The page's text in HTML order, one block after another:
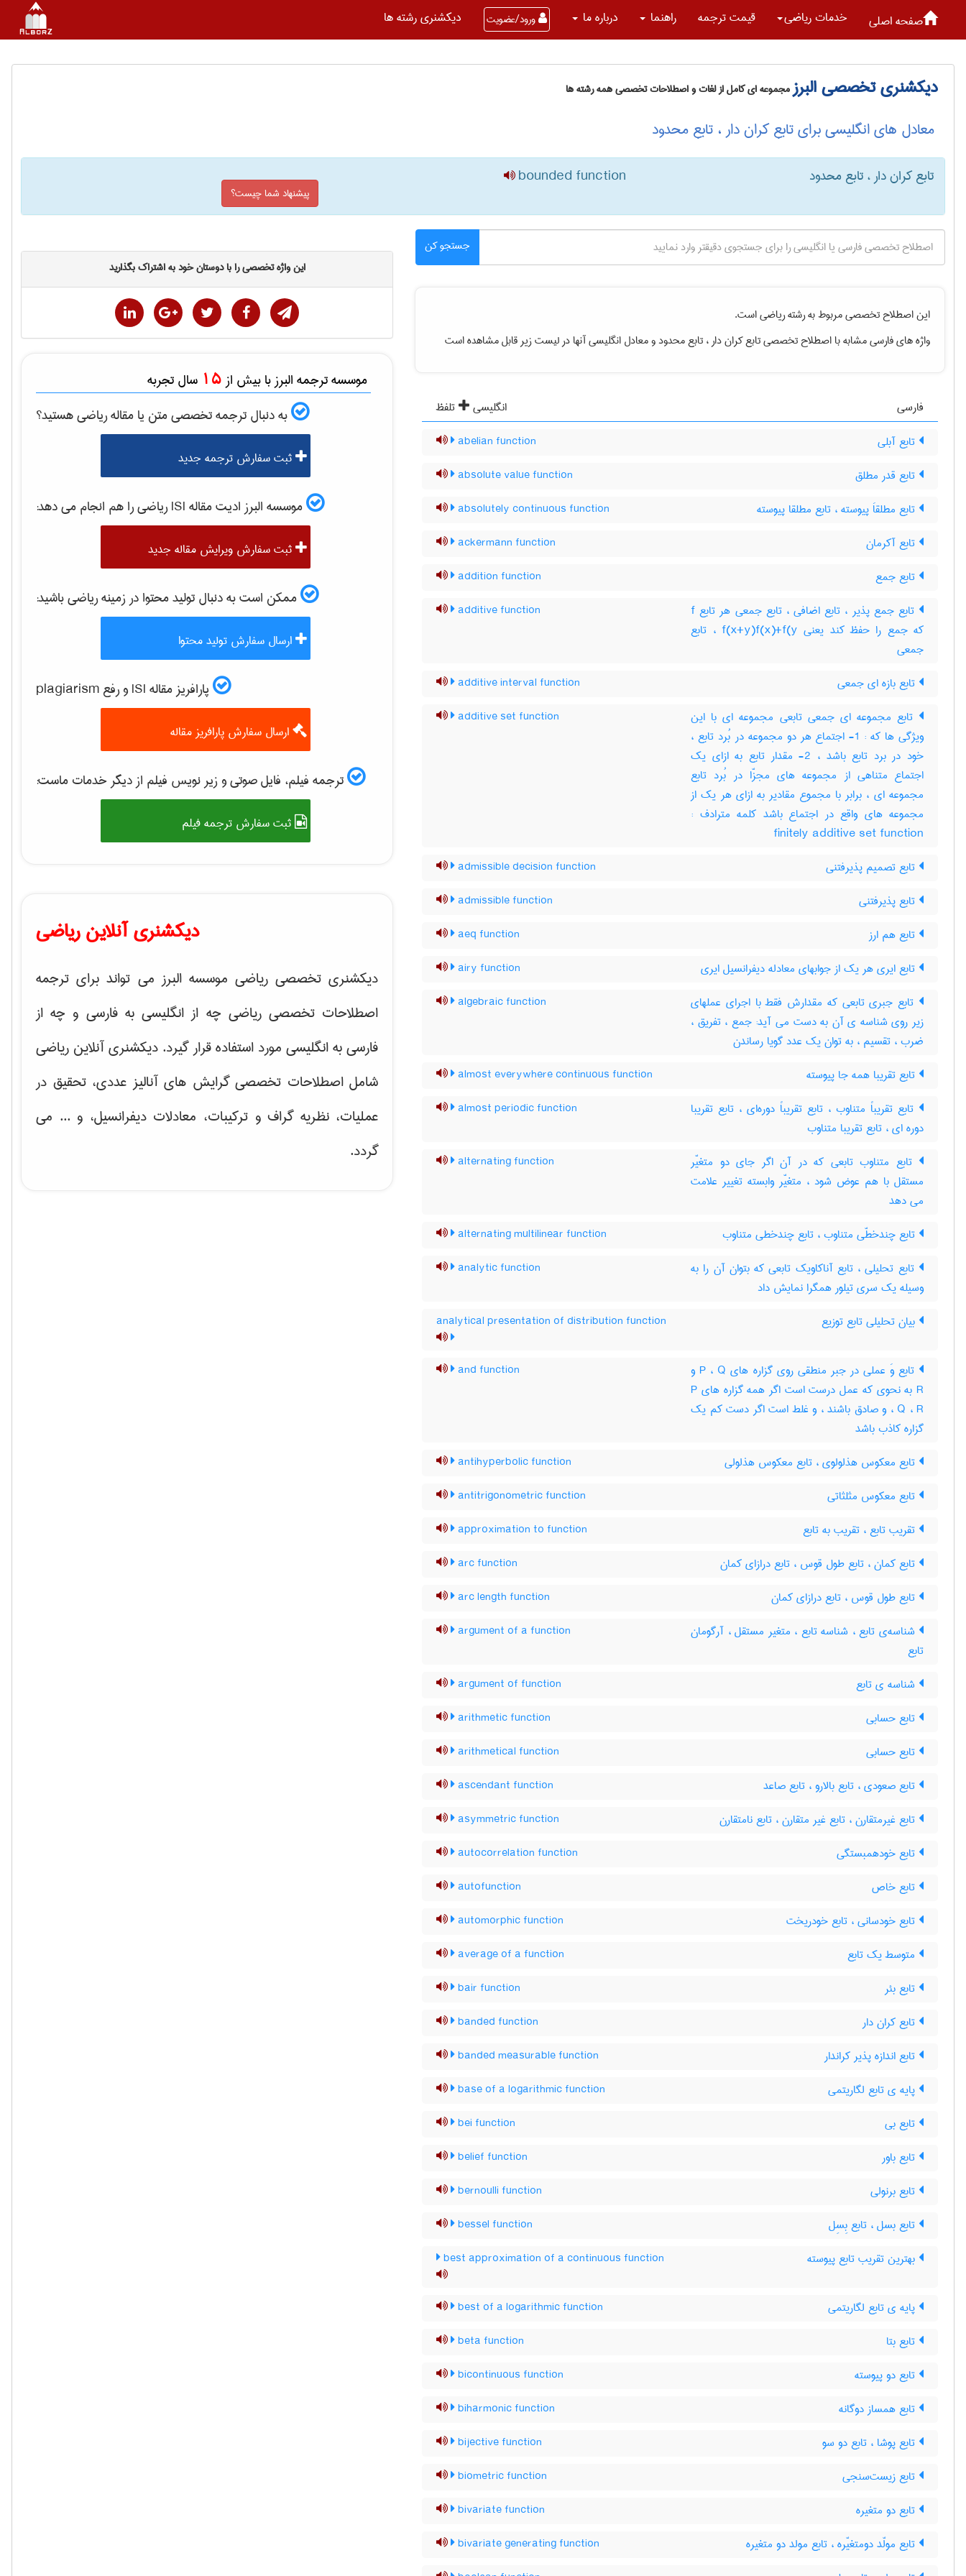
صفحه اصلی خدمات رياضی قیمت ترجمه راهنما درباره ما ورود/عضویت دیکشنری رشته ها
دیکشنری تخصصی البرزمجموعه ای کامل از لغات و اصطلاحات تخصصی همه رشته ها
معادل های انگلیسی برای تابع کران دار ، تابع محدود
تابع کران دار ، تابع محدود bounded function
پیشنهاد شما چیست؟
جستجو کن
این اصطلاح تخصصی مربوط به رشتهرياضیاست.
واژه های فارسی مشابه با اصطلاح تخصصیتابع کران دار ، تابع محدودو معادل انگلیسی آنها در لیست زیر قابل مشاهده است
فارسی انگلیسی
تلفظ
تابع آبلی
abelian function
تابع قدر مطلق absolute value function
تابع مطلقاَ پیوسته ، تابع مطلقا پیوسته absolutely continuous function
تابع آکرمان ackermann function
تابع جمع addition function
تابع جمع پذیر ، تابع اضافی ، تابع جمعی هر تابع f
که جمع را حفظ کند یعنی f(x+y)f(x)+f(y ، تابع
جمعی
additive function
تابع بازه ای جمعی additive interval function
تابع مجموعه ای جمعی تابعی مجموعه ای با این
ویژگی ها که : 1- اجتماع هر دو مجموعه در بُرد تابع ،
خود در برد تابع باشد ، 2- مقدار تابع به ازای یک
اجتماع متناهی از مجموعه های مجزّا در بُرد تابع
مجموعه ای ، برابر با مجموع مقادیر به ازای هر یک از
مجموعه های واقع در اجتماع باشد کلمه مترادف :
finitely additive set function
additive set function
تابع تصمیم پذیرفتنی admissible decision function
تابع پذیرفتنی admissible function
تابع هم ارز aeq function
تابع ایری هر یک از جوابهای معادله دیفرانسیل ایری airy function
تابع جبری تابعی که مقدارش فقط با اجرای عملهای
زیر روی شناسه ی آن به دست می آید: جمع ، تفریق ،
ضرب ، تقسیم ، به توان یک عدد گویا رساندن
algebraic function
تابع تقریبا همه جا پیوسته almost everywhere continuous function
تابع تقریباً متناوب ، تابع تقریباً دوره‌ای ، تابع تقریبا
دوره ای ، تابع تقریبا متناوب
almost periodic function
تابع متناوب تابعی که در آن اگر جای دو متغیّر
مستقل با هم عوض شود ، متغیّر وابسته تغییر علامت
می دهد
alternating function
تابع چندخطّی متناوب ، تابع چندخطی متناوب alternating multilinear function
تابع تحلیلی ، تابع آناکاویک تابعی که بتوان آن را به
وسیله یک سری تیلور همگرا نمایش داد
analytic function
بیان تحلیلی تابع توزیع analytical presentation of distribution function
تابع وَ عملی در جبر منطقی روی گزاره های P ، Q و
R به نحوی که عمل درست است اگر همه گزاره های P
، Q ، R و صادق باشند ، و غلط است اگر دست کم یک
گزاره کاذب باشد
and function
تابع معکوس هذلولوی ، تابع معکوس هذلولی antihyperbolic function
تابع معکوس مثلثاتی antitrigonometric function
تقریب تابع ، تقریب به تابع approximation to function
تابع کمان ، تابع طول قوس ، تابع درازای کمان arc function
تابع طول قوس ، تابع درازای کمان arc length function
شناسه‌ی تابع ، شناسه تابع ، متغیر مستقل ، آرگومان
تابع
argument of a function
شناسه ی تابع argument of function
تابع حسابی arithmetic function
تابع حسابی arithmetical function
تابع صعودی ، تابع بالارو ، تابع صاعد ascendant function
تابع غیرمتقارن ، تابع غیر متقارن ، تابع نامتقارن asymmetric function
تابع خودهمبستگی autocorrelation function
تابع خاص autofunction
تابع خودسانی ، تابع خودریخت automorphic function
متوسط یک تابع average of a function
تابع بئر bair function
تابع کران دار banded function
تابع اندازه پذیر کراندار banded measurable function
پایه ی تابع لگاریتمی base of a logarithmic function
تابع بی bei function
تابع باور belief function
تابع برنولی bernoulli function
تابع بسل ، تابع بِسِل bessel function
بهترین تقریب تابع پیوسته best approximation of a continuous function
پایه ی تابع لگاریتمی best of a logarithmic function
تابع بتا beta function
تابع دو پیوسته bicontinuous function
تابع همساز دوگانه biharmonic function
تابع پوشا ، تابع دو سو bijective function
تابع زیست‌سنجی biometric function
تابع دو متغیره bivariate function
تابع مولّد دومتغیّره ، تابع مولد دو متغیره bivariate generating function
این واژه تخصصی را با دوستان خود به اشتراک بگذارید
موسسه ترجمه البرز با بیش از 15 سال تجربه
به دنبال ترجمه تخصصی متن یا مقالهرياضیهستید؟
ثبت سفارش ترجمه جدید
موسسه البرز ادیت مقاله ISI رياضیرا هم انجام می دهد:
ثبت سفارش ویرایش مقاله جدید
ممکن است به دنبال تولید محتوا در زمینهرياضیباشید:
ارسال سفارش تولید محتوا
پارافریز مقاله ISI و رفع plagiarism
ارسال سفارش پارافریز مقاله
ترجمه فیلم، فایل صوتی و زیر نویس فیلم از دیگر خدمات ماست:
ثبت سفارش ترجمه فیلم
دیکشنری آنلاین ریاضی
دیکشنری تخصصی ریاضی موسسه البرز می تواند برای ترجمه
اصطلاحات تخصصی ریاضی چه از انگلیسی به فارسی و چه از
فارسی به انگلیسی مورد استفاده قرار گیرد. دیکشنری آنلاین ریاضی
شامل اصطلاحات تخصصی گرایش هایآنالیز عددی، تحقیق در
عملیات، نظریه گراف و تركیبات، معادلات دیفرانسیل، و ... می
گردد.